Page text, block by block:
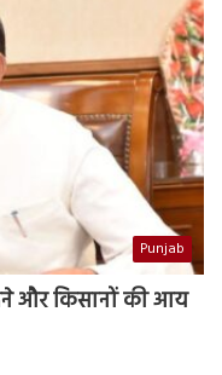
Punjab
और किसानों की आय